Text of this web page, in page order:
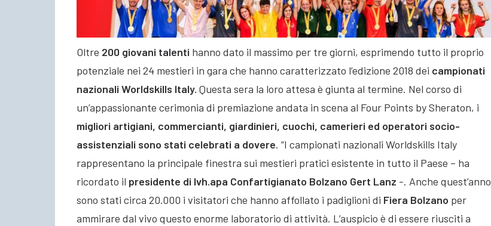
Oltre 200 giovani talenti hanno dato il massimo per tre giorni, esprimendo tutto il proprio
potenziale nei 24 mestieri in gara che hanno caratterizzato l’edizione 2018 dei campionati
nazionali Worldskills Italy. Questa sera la loro attesa è giunta al termine. Nel corso di
un’appassionante cerimonia di premiazione andata in scena al Four Points by Sheraton, i
migliori artigiani, commercianti, giardinieri, cuochi, camerieri ed operatori socio-
assistenziali sono stati celebrati a dovere. “I campionati nazionali Worldskills Italy
rappresentano la principale finestra sui mestieri pratici esistente in tutto il Paese – ha
ricordato il presidente di lvh.apa Confartigianato Bolzano Gert Lanz -. Anche quest’anno
sono stati circa 20.000 i visitatori che hanno affollato i padiglioni di Fiera Bolzano per
ammirare dal vivo questo enorme laboratorio di attività. L’auspicio è di essere riusciti a